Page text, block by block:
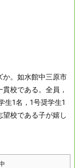
。 如水館中三原市
校である。 全員，
生1名，1号奨学生1
望校である子が嬉し